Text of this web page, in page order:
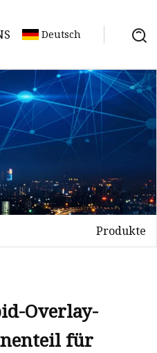
Deutsch
Produkte
Overlay-
für